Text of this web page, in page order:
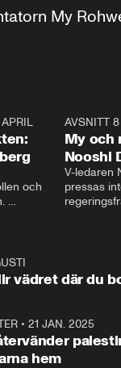
My
och
AVSNITT 8
My och
Nooshi
V-ledaren
pressas
– Vi ställer
vara med
vädret där du
•21 JAN. 2025
hem